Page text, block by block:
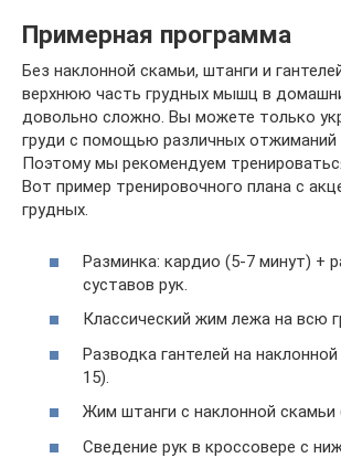
Примерная программа
Без наклонной скамьи, штанги и
верхнюю часть грудных мышц в
довольно сложно. Вы можете только
груди с помощью различных отжиманий
Поэтому мы рекомендуем
Вот пример тренировочного плана с
грудных.
Разминка: кардио (5-7 минут) +
суставов рук.
Классический жим лежа на всю
Разводка гантелей на
15).
Жим штанги с наклонной скамьи
Сведение рук в кроссовере с